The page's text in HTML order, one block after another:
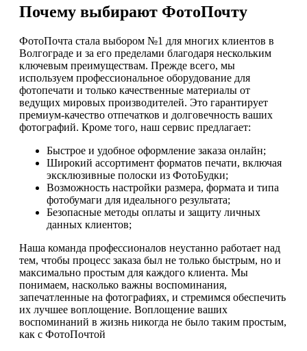
Почему выбирают ФотоПочту
ФотоПочта стала выбором №1 для многих клиентов в
Волгограде и за его пределами благодаря нескольким
ключевым преимуществам. Прежде всего, мы
используем профессиональное оборудование для
фотопечати и только качественные материалы от
ведущих мировых производителей. Это гарантирует
премиум-качество отпечатков и долговечность ваших
фотографий. Кроме того, наш сервис предлагает:
Быстрое и удобное оформление заказа онлайн;
Широкий ассортимент форматов печати, включая
эксклюзивные полоски из ФотоБудки;
Возможность настройки размера, формата и типа
фотобумаги для идеального результата;
Безопасные методы оплаты и защиту личных
данных клиентов;
Наша команда профессионалов неустанно работает над
тем, чтобы процесс заказа был не только быстрым, но и
максимально простым для каждого клиента. Мы
понимаем, насколько важны воспоминания,
запечатленные на фотографиях, и стремимся обеспечить
их лучшее воплощение. Воплощение ваших
воспоминаний в жизнь никогда не было таким простым,
как с ФотоПочтой